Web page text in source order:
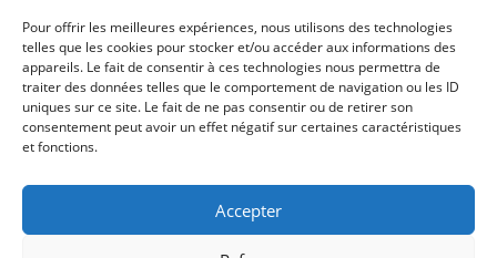
Pour offrir les meilleures expériences, nous utilisons des technologies
telles que les cookies pour stocker et/ou accéder aux informations des
appareils. Le fait de consentir à ces technologies nous permettra de
traiter des données telles que le comportement de navigation ou les ID
uniques sur ce site. Le fait de ne pas consentir ou de retirer son
consentement peut avoir un effet négatif sur certaines caractéristiques
et fonctions.
Accepter